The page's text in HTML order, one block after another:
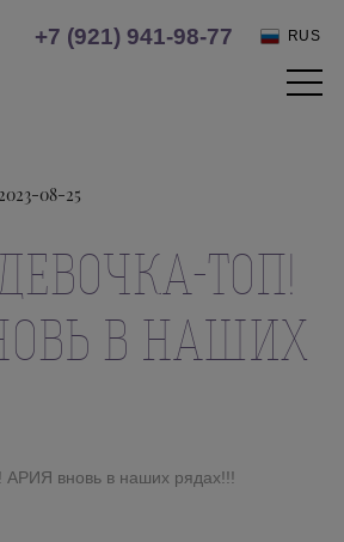
+7 (921) 941-98-77 RUS
2023-08-25
ТОП!
В НАШИХ